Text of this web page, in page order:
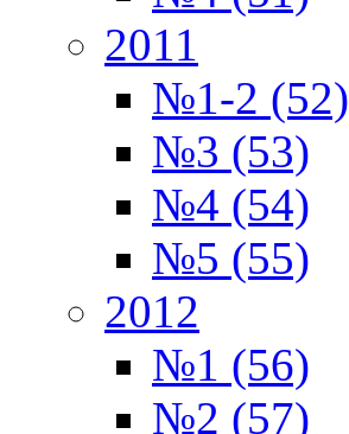
2011
№1-2 (52)
№3 (53)
№4 (54)
№5 (55)
2012
№1 (56)
№2 (57)